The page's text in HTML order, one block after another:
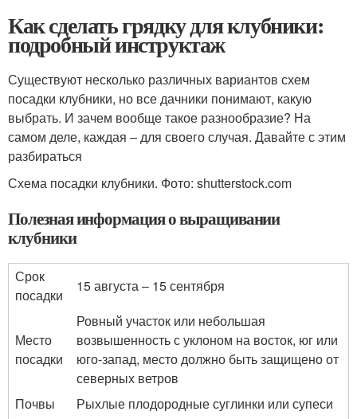
Как сделать грядку для клубники:
подробный инструктаж
Существуют несколько различных вариантов схем
посадки клубники, но все дачники понимают, какую
выбрать. И зачем вообще такое разнообразие? На
самом деле, каждая – для своего случая. Давайте с этим
разбираться
Схема посадки клубники. Фото: shutterstock.com
Полезная информация о выращивании
клубники
Срок
посадки
15 августа – 15 сентября
Место
посадки
Ровный участок или небольшая
возвышенность с уклоном на восток, юг или
юго-запад, место должно быть защищено от
северных ветров
Почвы
Рыхлые плодородные суглинки или супеси